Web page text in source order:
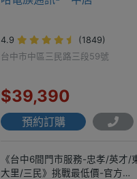
4.9
(1849)
台中市中區三民路三段59號
$39,390
預約訂購
《台中6間門市服務-忠孝/英才/
大里/三民》挑戰最低價-官方